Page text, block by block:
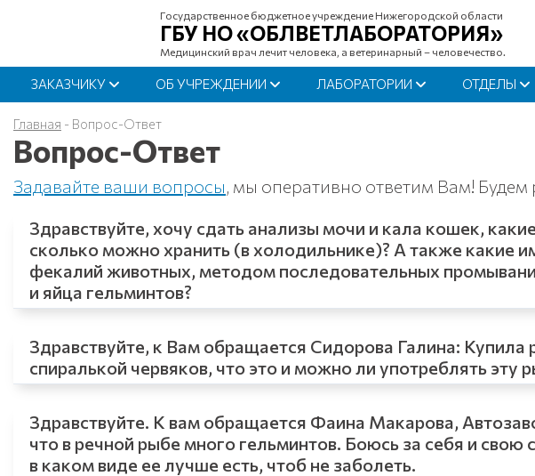
Государственное бюджетное учреждение Нижегородской области
ГБУ НО «ОБЛВЕТЛАБОРАТОРИЯ»
Медицинский врач лечит человека, а ветеринарный – человечество.
ЗАКАЗЧИКУ ОБ УЧРЕЖДЕНИИ ЛАБОРАТОРИИ ОТДЕЛЫ
Главная - Вопрос-Ответ
Вопрос-Ответ
Задавайте ваши вопросы, мы оперативно ответим Вам!
Здравствуйте, хочу сдать анализы мочи и кала кошек,
сколько можно хранить (в холодильнике)? А также какие
фекалий животных, методом последовательных
и яйца гельминтов?
Здравствуйте, к Вам обращается Сидорова Галина:
спиралькой червяков, что это и можно ли употреблять эту
Здравствуйте. К вам обращается Фаина Макарова,
что в речной рыбе много гельминтов. Боюсь за себя и
в каком виде ее лучше есть, чтоб не заболеть.